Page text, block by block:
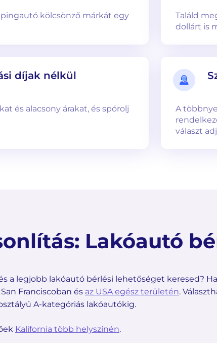
kölcsönző márkát egy
Találd
dollárt is
díjak nélkül
és alacsony árakat, és spórolj
A
választ
Lakóautó
a legjobb lakóautó bérlési lehetőséget keresed?
Franciscoban és az USA egész területén.
A-kategóriás lakóautókig.
Kalifornia több helyszínén.